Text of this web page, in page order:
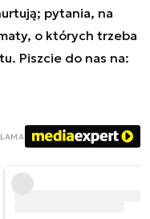
pytania, na
o których trzeba
Piszcie do nas na: